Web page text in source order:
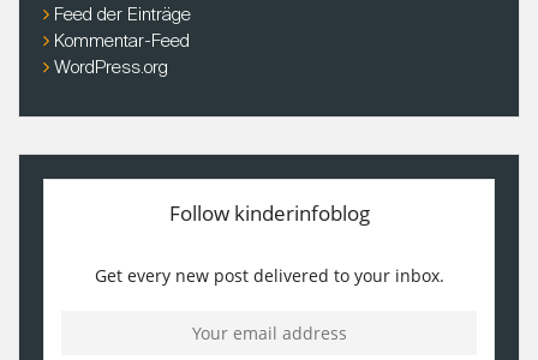
Feed der Einträge
Kommentar-Feed
WordPress.org